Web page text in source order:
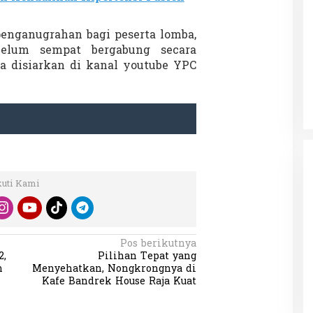
bagi peserta lomba,
sempat bergabung secara
disiarkan di kanal youtube YPC
Kami
Pos berikutnya
Pilihan Tepat yang
Menyehatkan, Nongkrongnya di
Kafe Bandrek House Raja Kuat
Guncang
Mendadak
Menteri Nusron: Patok Batas Tanah
Cegah Konflik dan Dukung